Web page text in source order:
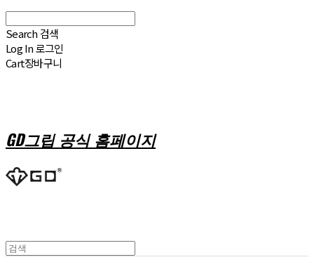
Search 검색
Log In로그인
Cart장바구니
GD그립 공식 홈페이지